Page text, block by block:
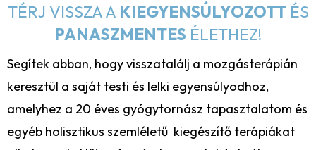
TÉRJ VISSZA A KIEGYENSÚLYOZOTTÉS
PANASZMENTES ÉLETHEZ!
Segítek abban, hogy visszatalálj a mozgásterápián
keresztül a saját testi és lelki egyensúlyodhoz,
amelyhez a 20 éves gyógytornász tapasztalatom és
egyéb holisztikus szemléletű kiegészítő terápiákat